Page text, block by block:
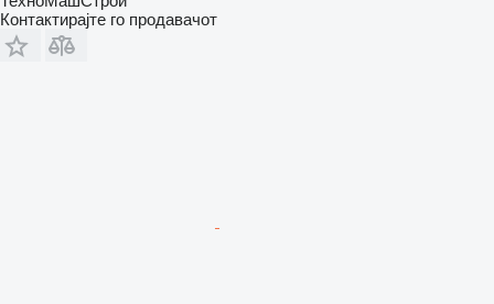
Контактирајте го продавачот